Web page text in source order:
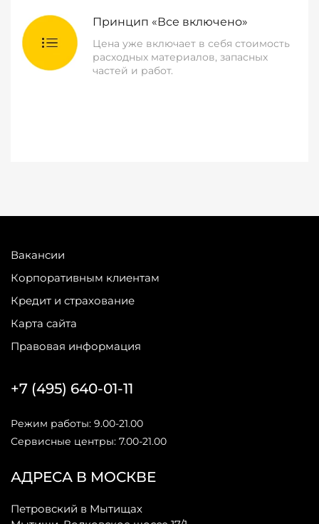
Принцип «Все включено»
Цена уже включает в себя стоимость
расходных материалов, запасных
частей и работ.
Вакансии
Корпоративным клиентам
Кредит и страхование
Карта сайта
Правовая информация
АДРЕСА В МОСКВЕ
Петровский в Мытищах
+7 (495) 640-01-11
Режим работы: 9.00-21.00
Сервисные центры: 7.00-21.00